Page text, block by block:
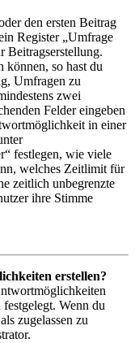
den ersten Beitrag
Register „Umfrage
Beitragserstellung.
können, so hast du
Umfragen zu
zwei
Felder eingeben
in einer
festlegen, wie viele
welches Zeitlimit für
zeitlich unbegrenzte
ihre Stimme
erstellen?
Wenn du
zugelassen zu